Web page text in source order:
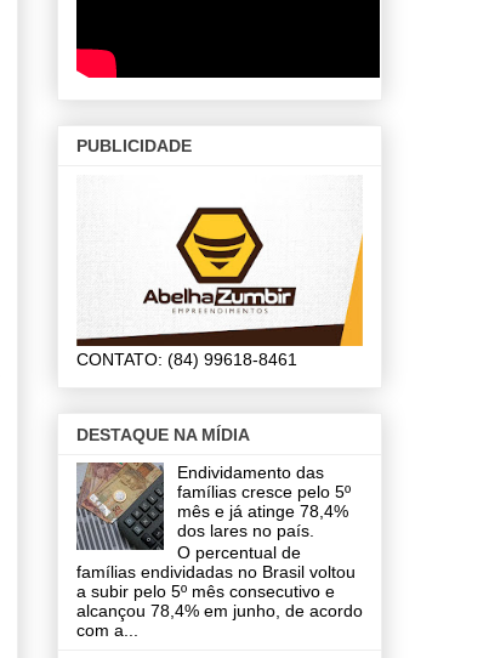
PUBLICIDADE
CONTATO: (84) 99618-8461
DESTAQUE NA MÍDIA
Endividamento das
famílias cresce pelo 5º
mês e já atinge 78,4%
dos lares no país.
O percentual de
famílias endividadas no Brasil voltou
a subir pelo 5º mês consecutivo e
alcançou 78,4% em junho, de acordo
com a...